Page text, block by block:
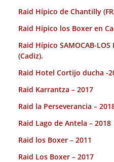
Raid Hípico de Chantilly
Raid Hípico los Boxer en
Raid Hípico SAMOCAB-
(Cadiz).
Raid Hotel Cortijo ducha -
Raid Karrantza – 2017
Raid la Perseverancia –
Raid Lago de Antela – 2018
Raid los Boxer – 2011
Raid Los Boxer – 2017